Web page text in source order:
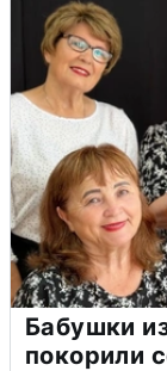
Бабушки
покорили